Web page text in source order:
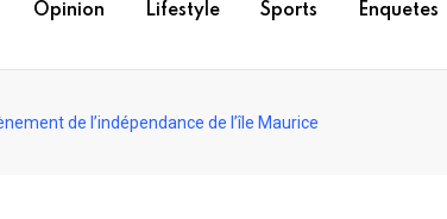
Opinion Lifestyle Sports Enquetes
de l’indépendance de l’île Maurice